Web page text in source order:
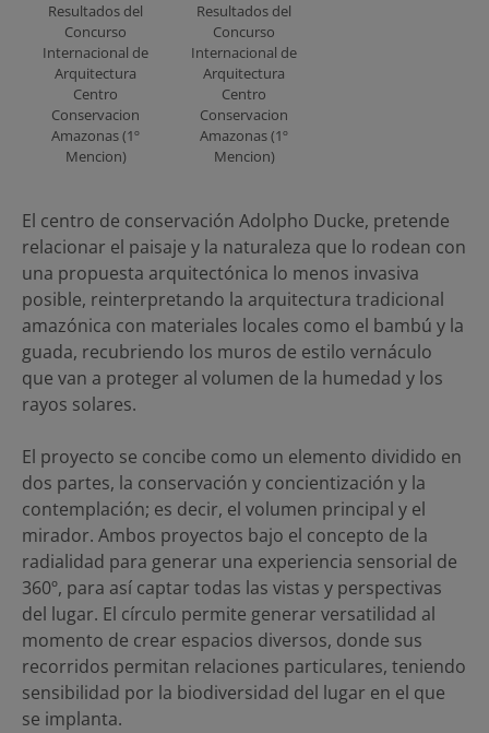
Resultados del
Concurso
Internacional de
Arquitectura
Centro
Conservacion
Amazonas (1º
Mencion)
Resultados del
Concurso
Internacional de
Arquitectura
Centro
Conservacion
Amazonas (1º
Mencion)
El centro de conservación Adolpho Ducke, pretende
relacionar el paisaje y la naturaleza que lo rodean con
una propuesta arquitectónica lo menos invasiva
posible, reinterpretando la arquitectura tradicional
amazónica con materiales locales como el bambú y la
guada, recubriendo los muros de estilo vernáculo
que van a proteger al volumen de la humedad y los
rayos solares.
El proyecto se concibe como un elemento dividido en
dos partes, la conservación y concientización y la
contemplación; es decir, el volumen principal y el
mirador. Ambos proyectos bajo el concepto de la
radialidad para generar una experiencia sensorial de
360º, para así captar todas las vistas y perspectivas
del lugar. El círculo permite generar versatilidad al
momento de crear espacios diversos, donde sus
recorridos permitan relaciones particulares, teniendo
sensibilidad por la biodiversidad del lugar en el que
se implanta.